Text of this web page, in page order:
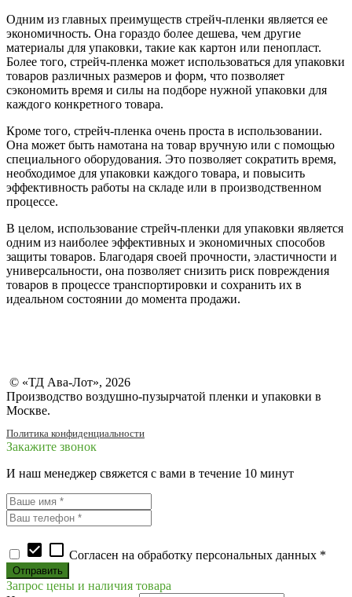
Одним из главных преимуществ стрейч-пленки является ее
экономичность. Она гораздо более дешева, чем другие
материалы для упаковки, такие как картон или пенопласт.
Более того, стрейч-пленка может использоваться для упаковки
товаров различных размеров и форм, что позволяет
сэкономить время и силы на подборе нужной упаковки для
каждого конкретного товара.
Кроме того, стрейч-пленка очень проста в использовании.
Она может быть намотана на товар вручную или с помощью
специального оборудования. Это позволяет сократить время,
необходимое для упаковки каждого товара, и повысить
эффективность работы на складе или в производственном
процессе.
В целом, использование стрейч-пленки для упаковки является
одним из наиболее эффективных и экономичных способов
защиты товаров. Благодаря своей прочности, эластичности и
универсальности, она позволяет снизить риск повреждения
товаров в процессе транспортировки и сохранить их в
идеальном состоянии до момента продажи.
© «ТД Ава-Лот», 2026
Производство воздушно-пузырчатой пленки и упаковки в
Москве.
Политика конфиденциальности
Закажите звонок
И наш менеджер свяжется с вами в течение 10 минут
check_box check_box_outline_blank Согласен на обработку персональных данных *
Запрос цены и наличия товара